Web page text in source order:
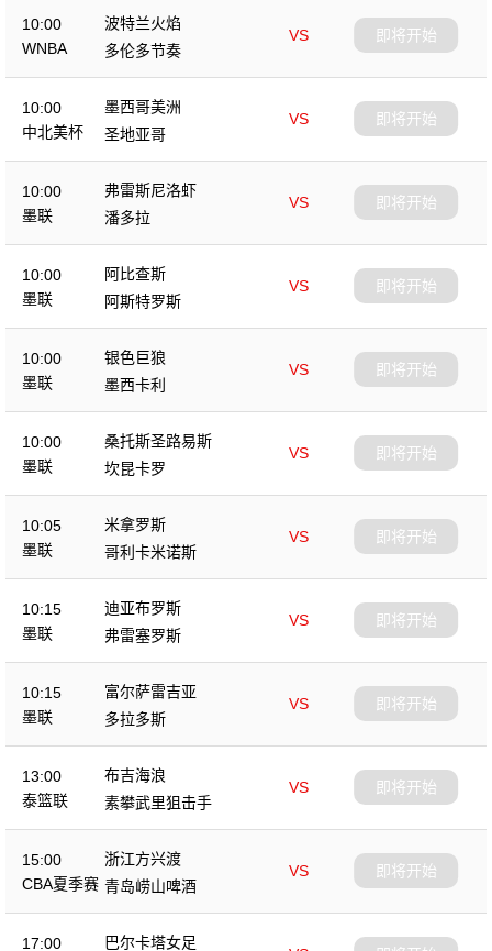
10:00
WNBA
波特兰火焰
VS
多伦多节奏
即将开始
10:00
中北美杯
墨西哥美洲
VS
圣地亚哥
即将开始
10:00
墨联
弗雷斯尼洛虾
VS
潘多拉
即将开始
10:00
墨联
阿比查斯
VS
阿斯特罗斯
即将开始
10:00
墨联
银色巨狼
VS
墨西卡利
即将开始
10:00
墨联
桑托斯圣路易斯
VS
坎昆卡罗
即将开始
10:05
墨联
米拿罗斯
VS
哥利卡米诺斯
即将开始
10:15
墨联
迪亚布罗斯
VS
弗雷塞罗斯
即将开始
10:15
墨联
富尔萨雷吉亚
VS
多拉多斯
即将开始
13:00
泰篮联
布吉海浪
VS
素攀武里狙击手
即将开始
15:00
CBA夏季赛
浙江方兴渡
VS
青岛崂山啤酒
即将开始
17:00 巴尔卡塔女足